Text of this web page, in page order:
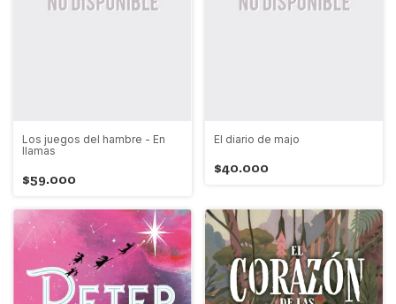
Los juegos del hambre - En
llamas
$59.000
El diario de majo
$40.000